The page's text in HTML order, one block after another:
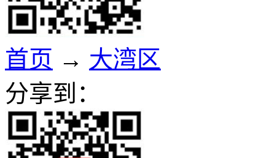
首页 → 大湾区
分享到：